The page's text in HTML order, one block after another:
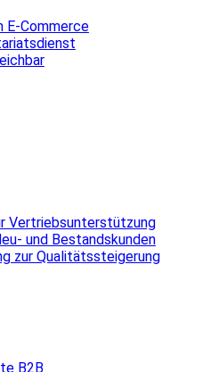
E-Commerce
Vertriebsunterstützung
und Bestandskunden
zur Qualitätssteigerung
B2B